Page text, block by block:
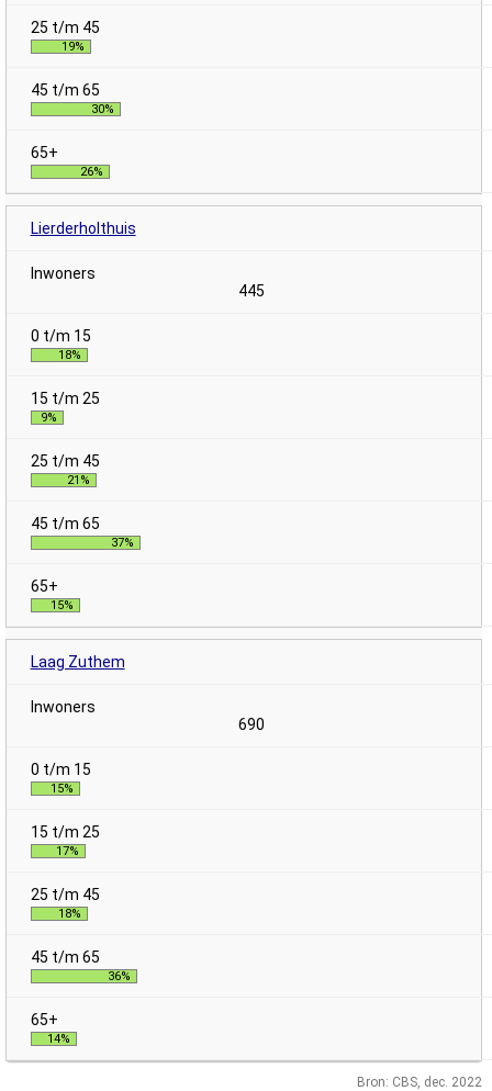
19%
30%
26%
Lierderholthuis
445
18%
9%
21%
37%
15%
Laag Zuthem
690
15%
17%
18%
36%
14%
Bron: CBS, dec. 2022